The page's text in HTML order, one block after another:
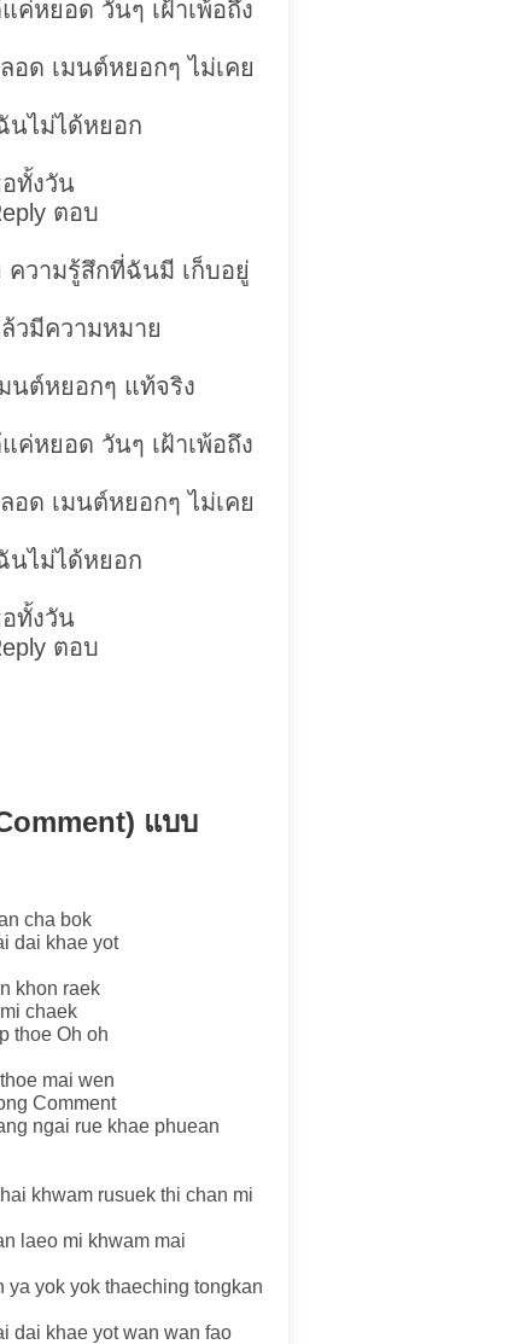
ค่หยอด วันๆ เฝ้าเพ้อถึง
อด เมนต์หยอกๆ ไม่เคย
นไม่ได้หยอก
อทั้งวัน
ตอบ
ความรู้สึกที่ฉันมี เก็บอยู่
วมีความหมาย
นต์หยอกๆ แท้จริง
ค่หยอด วันๆ เฝ้าเพ้อถึง
อด เมนต์หยอกๆ ไม่เคย
นไม่ได้หยอก
อทั้งวัน
ตอบ
แบบ
cha bok
dai khae yot
khon raek
chaek
thoe Oh oh
mai wen
Comment
ngai rue khae phuean
khwam rusuek thi chan mi
laeo mi khwam mai
ya yok yok thaeching tongkan
dai khae yot wan wan fao